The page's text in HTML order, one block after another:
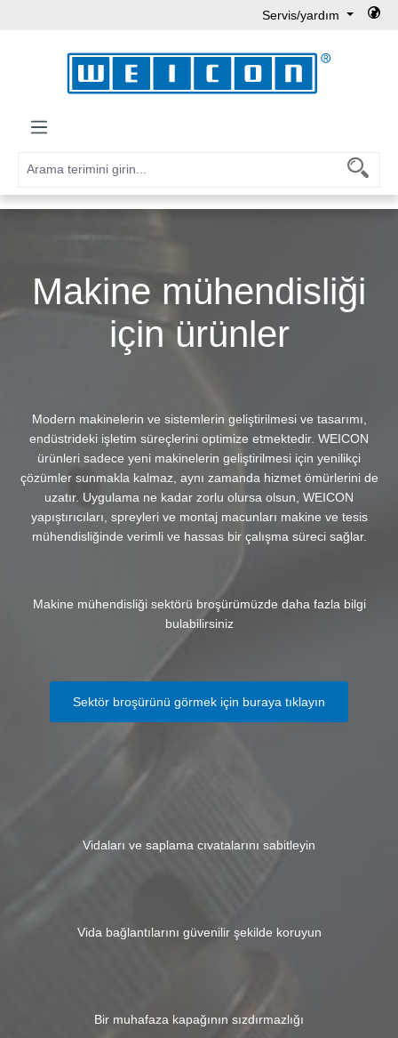
Servis/yardım
Makine mühendisliği
için ürünler
Modern makinelerin ve sistemlerin geliştirilmesi ve tasarımı,
endüstrideki işletim süreçlerini optimize etmektedir. WEICON
ürünleri sadece yeni makinelerin geliştirilmesi için yenilikçi
çözümler sunmakla kalmaz, aynı zamanda hizmet ömürlerini de
uzatır. Uygulama ne kadar zorlu olursa olsun, WEICON
yapıştırıcıları, spreyleri ve montaj macunları makine ve tesis
mühendisliğinde verimli ve hassas bir çalışma süreci sağlar.
Makine mühendisliği sektörü broşürümüzde daha fazla bilgi
bulabilirsiniz
Sektör broşürünü görmek için buraya tıklayın
Vidaları ve saplama cıvatalarını sabitleyin
Vida bağlantılarını güvenilir şekilde koruyun
Bir muhafaza kapağının sızdırmazlığı